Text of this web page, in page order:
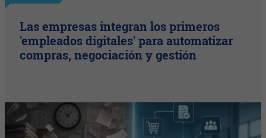
Las empresas integran los primeros
'empleados digitales' para automatizar
compras, negociación y gestión